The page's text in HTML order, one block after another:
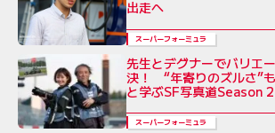
出走へ
スーパーフォーミュラ
先生とデグナーでバリエ
決！ “年寄りのズルさ”
と学ぶSF写真道Season 2
スーパーフォーミュラ